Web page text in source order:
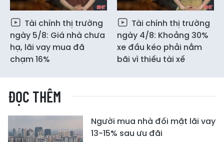
Tài chính thị trường
ngày 5/8: Giá nhà chưa
hạ, lãi vay mua đã
chạm 16%
Tài chính thị trường
ngày 4/8: Khoảng 30%
xe đầu kéo phải nằm
bãi vì thiếu tài xế
ĐỌC THÊM
Người mua nhà đối mặt lãi vay
13-15% sau ưu đãi